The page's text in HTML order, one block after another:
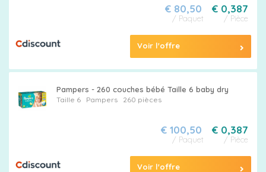
€ 0,387
/ Pièce
€ 80,50
/ Paquet
Voir l'offre
Pampers - 260 couches bébé Taille 6 baby dry
Taille 6 Pampers260 pièces
€ 0,387
/ Pièce
€ 100,50
/ Paquet
Voir l'offre